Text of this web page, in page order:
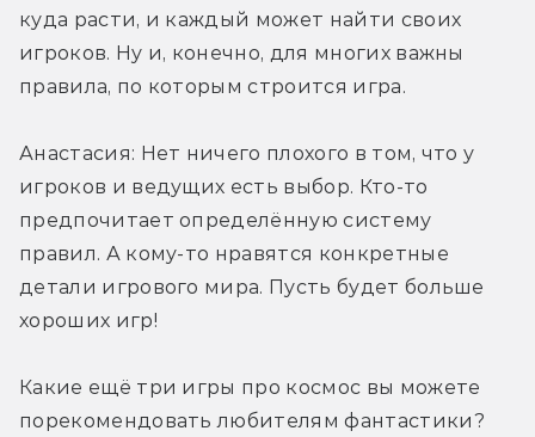
куда расти, и каждый может найти своих
игроков. Ну и, конечно, для многих важны
правила, по которым строится игра.
Анастасия: Нет ничего плохого в том, что у
игроков и ведущих есть выбор. Кто-то
предпочитает определённую систему
правил. А кому-то нравятся конкретные
детали игрового мира. Пусть будет больше
хороших игр!
Какие ещё три игры про космос вы можете
порекомендовать любителям фантастики?